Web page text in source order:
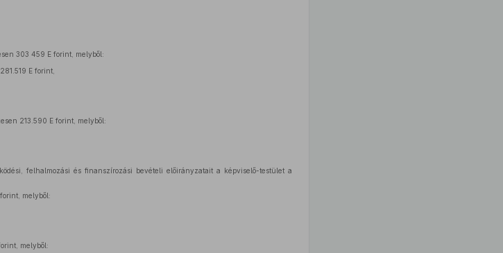
303 459 E forint, melyből:
E forint,
213.590 E forint, melyből:
felhalmozási és finanszírozási bevételi előirányzatait a képviselő-testület a
melyből:
melyből: